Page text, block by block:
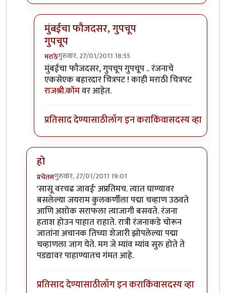
मुंबईचा फौजदसर, गुपचूप
गुपचूप
मराठेगुरुवार, 27/01/2011 18:55
In reply toअगदी अगदी. शब्दा शब्दाशी सहमत
मुंबईचा फौजदसर, गुपचूप गुपचूप .. रंजनाचे
एकसेएक बहारदार चित्रपट ! काही मराठी चित्रपट
राजश्री.कॉमवर आहेत.
प्रतिसाद देण्यासाठीलॉग इन कराकिंवासदस्य व्हा
हो
प्रचेतसगुरुवार, 27/01/2011 19:01
In reply toभूमिकेला पुरेपूर न्याय देणारी अभिनेत्री...
'सासू वरचढ जावई' अप्रतिमच. त्यात घाण्यावर
बसलेल्या जयराम कुलकर्णीला पद्मा चव्हाण उठवते
आणि अशोक सराफला त्याजागी बसवते. रंजना
हताश होउन पाहात राहाते. रात्री रंजनाकडे चोरून
जातांना अचानक तिच्या शेजारी झोपलेल्या पद्मा
चव्हाणला जाग येते. मग जे म्यांव म्यांव सुरु होते ते
पडद्यावर पाहाण्यातच गंमत आहे.
प्रतिसाद देण्यासाठीलॉग इन कराकिंवासदस्य व्हा